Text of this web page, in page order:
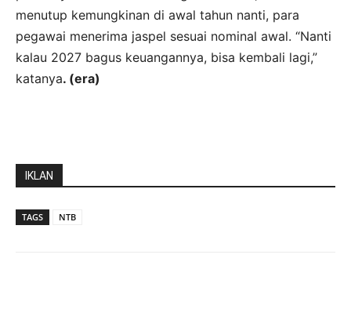
menutup kemungkinan di awal tahun nanti, para
pegawai menerima jaspel sesuai nominal awal. “Nanti
kalau 2027 bagus keuangannya, bisa kembali lagi,”
katanya. (era)
IKLAN
TAGS NTB